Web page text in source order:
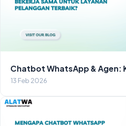
Chatbot WhatsApp & Agen:
13 Feb 2026